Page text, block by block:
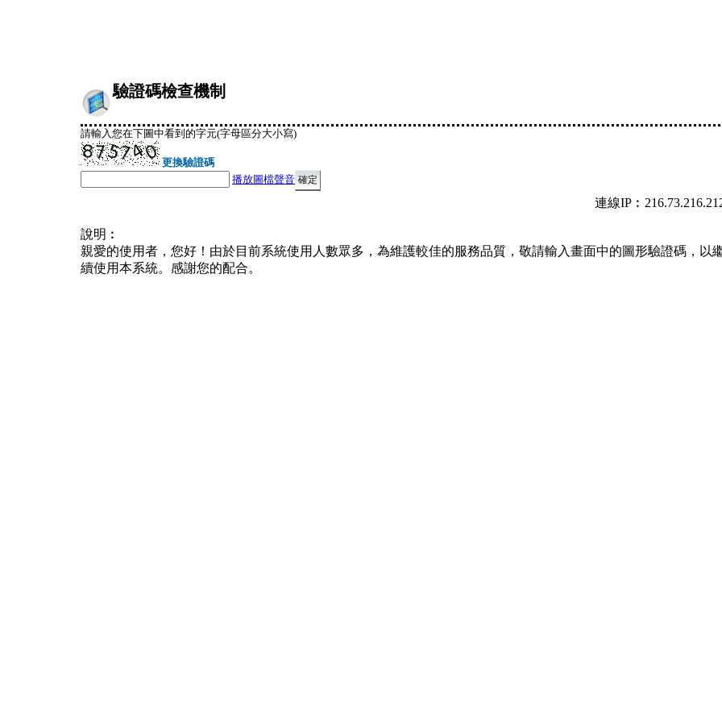
驗證碼檢查機制
請輸入您在下圖中看到的字元(字母區分大小寫)
更換驗證碼
播放圖檔聲音
連線
說明︰
親愛的使用者，您好！由於目前系統使用人數眾多，為維護較佳的服務品質，敬請輸入畫面中的圖形驗證碼，以
續使用本系統。感謝您的配合。